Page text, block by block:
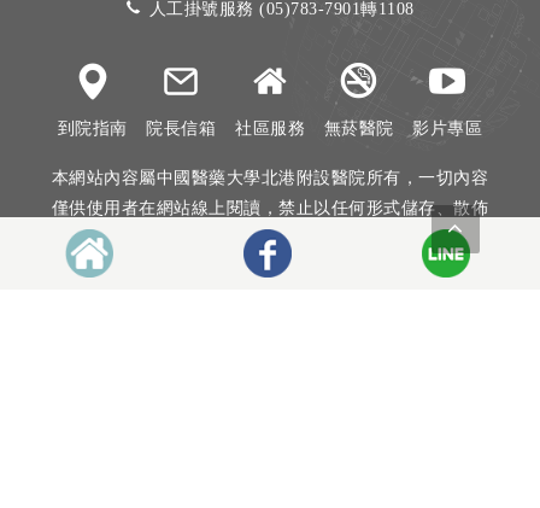
人工掛號服務 (05)783-7901轉1108
到院指南 院長信箱 社區服務 無菸醫院 影片專區
本網站內容屬中國醫藥大學北港附設醫院所有，一切內容
僅供使用者在網站線上閱讀，禁止以任何形式儲存、散佈
或重製部分或全部內容
本網站建議以Internet Explorer 10以上、Firefox或Google